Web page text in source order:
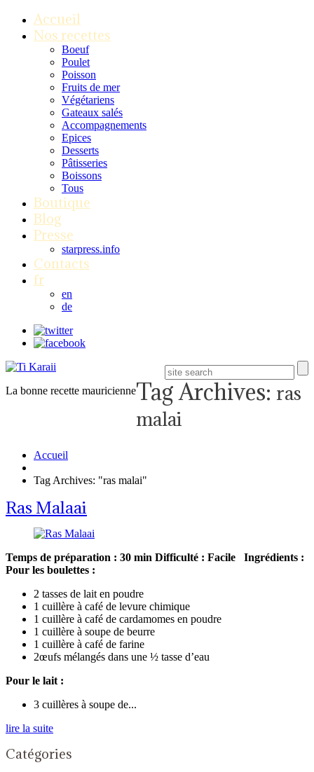
Accueil
Nos recettes
Boeuf
Poulet
Poisson
Fruits de mer
Végétariens
Gateaux salés
Accompagnements
Epices
Desserts
Pâtisseries
Boissons
Tous
Boutique
Blog
Presse
starpress.info
Contacts
fr
en
de
La bonne recette mauricienneTag Archives: ras
malai
Accueil
Tag Archives: "ras malai"
Ras Malaai
Temps de préparation : 30 min Difficulté : Facile
Ingrédients :
Pour les boulettes :
2 tasses de lait en poudre
1 cuillère à café de levure chimique
1 cuillère à café de cardamomes en poudre
1 cuillère à soupe de beurre
1 cuillère à café de farine
2œufs mélangés dans une ½ tasse d’eau
Pour le lait :
3 cuillères à soupe de...
lire la suite
Catégories